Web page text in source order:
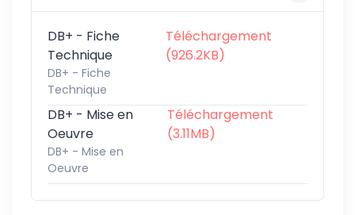
DB+ - Fiche
Technique
DB+ - Fiche
Technique
Téléchargement
(926.2KB)
DB+ - Mise en
Oeuvre
DB+ - Mise en
Oeuvre
Téléchargement
(3.11MB)